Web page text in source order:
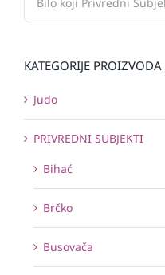
KATEGORIJE PROIZVODA
Judo
PRIVREDNI SUBJEKTI
Bihać
Brčko
Busovača